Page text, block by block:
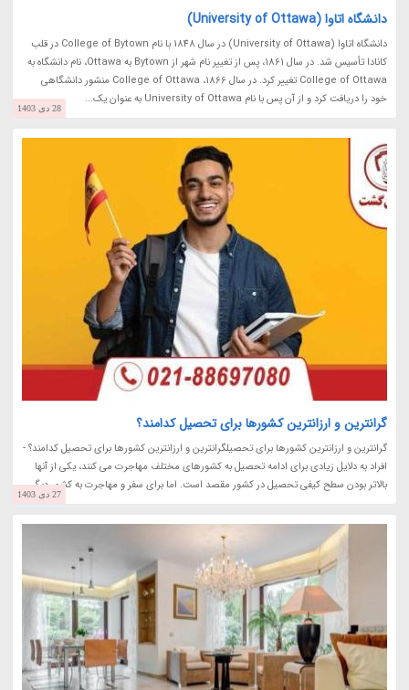
دانشگاه اتاوا (University of Ottawa)
دانشگاه اتاوا (University of Ottawa) در سال 1848 با نام College of Bytown در قلب
کانادا تأسیس شد. در سال 1861، پس از تغییر نام شهر از Bytown به Ottawa، نام دانشگاه به
College of Ottawa تغییر کرد. در سال 1866، College of Ottawa منشور دانشگاهی
خود را دریافت کرد و از آن پس با نام University of Ottawa به عنوان یک...
28 دی 1403
گرانترین و ارزانترین کشورها برای تحصیل کدامند؟
گرانترین و ارزانترین کشورها برای تحصیلگرانترین و ارزانترین کشورها برای تحصیل کدامند؟ -
افراد به دلایل زیادی برای ادامه تحصیل به کشورهای مختلف مهاجرت می کنند، یکی از آنها
بالاتر بودن سطح کیفی تحصیل در کشور مقصد است. اما برای سفر و مهاجرت به کشور دیگر...
27 دی 1403